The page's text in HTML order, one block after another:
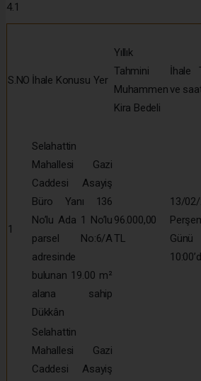
4.1
S.NO İhale Konusu Yer
Yıllık
Tahmini
Muhammen
Kira Bedeli
İhale
ve
1
Selahattin
Mahallesi Gazi
Caddesi Asayiş
Büro Yanı 136
No’lu Ada 1 No’lu
parsel No:6/A
adresinde
bulunan 19.00 m²
alana sahip
Dükkân
96.000,00
TL
13/
Günü
Selahattin
Mahallesi Gazi
Caddesi Asayiş